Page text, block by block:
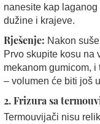
nanesite kap
dužine i krajeve.
Rješenje: Nakon
Prvo skupite kosu na
mekanom gumicom,
– volumen će biti još
2. Frizura sa
Termouvijači nisu